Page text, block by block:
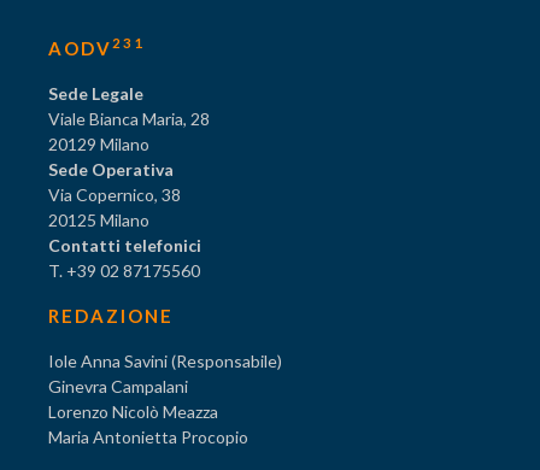
AODV 231
Sede Legale
Viale Bianca Maria, 28
20129 Milano
Sede Operativa
Via Copernico, 38
20125 Milano
Contatti telefonici
T. +39 02 87175560
REDAZIONE
Iole Anna Savini (Responsabile)
Ginevra Campalani
Lorenzo Nicolò Meazza
Maria Antonietta Procopio